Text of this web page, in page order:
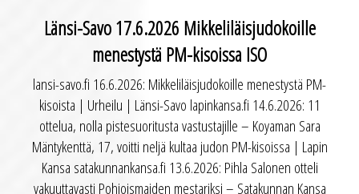
Länsi-Savo 17.6.2026 Mikkeliläisjudokoille
menestystä PM-kisoissa ISO
lansi-savo.fi 16.6.2026: Mikkeliläisjudokoille menestystä PM-
kisoista | Urheilu | Länsi-Savo lapinkansa.fi 14.6.2026: 11
ottelua, nolla pistesuoritusta vastustajille – Koyaman Sara
Mäntykenttä, 17, voitti neljä kultaa judon PM-kisoissa | Lapin
Kansa satakunnankansa.fi 13.6.2026: Pihla Salonen otteli
vakuuttavasti Pohjoismaiden mestariksi – Satakunnan Kansa